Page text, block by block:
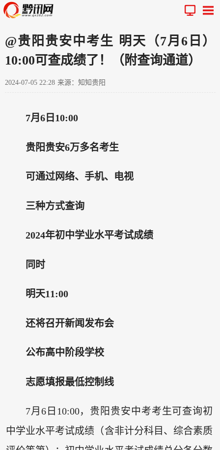
@贵阳贵安中考生 明天（7月6日）
10:00可查成绩了！（附查询通道）
2024-07-05 22:28 来源：知知贵阳
7月6日10:00
贵阳贵安6万多名考生
可通过网络、手机、电视
三种方式查询
2024年初中学业水平考试成绩
同时
明天11:00
还将召开新闻发布会
公布高中阶段学校
志愿填报最低控制线
7月6日10:00，贵阳贵安中考考生可查询初
中学业水平考试成绩（含非计分科目、综合素质